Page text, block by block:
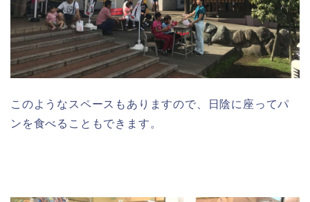
このようなスペースもありますので、日陰に座ってパ
ンを食べることもできます。